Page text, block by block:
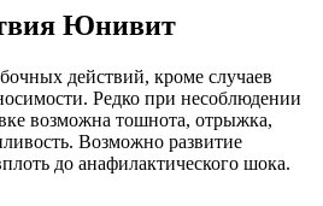
Юнивит
действий, кроме случаев
Редко при несоблюдении
возможна тошнота, отрыжка,
Возможно развитие
до анафилактического шока.